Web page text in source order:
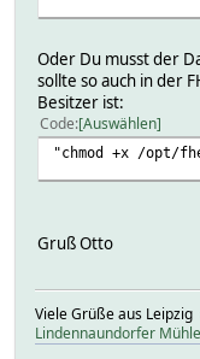
Oder Du musst der
sollte so auch in der
Besitzer ist:
Code Auswählen
"chmod +x /opt/
Gruß Otto
Viele Grüße aus
Lindennaundorfer Mühle